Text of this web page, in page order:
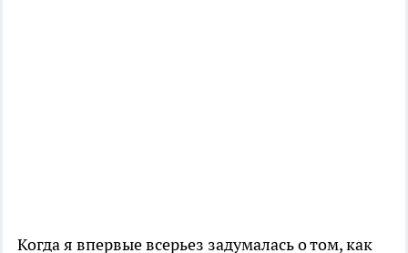
Когда я впервые всерьез задумалась о том, как